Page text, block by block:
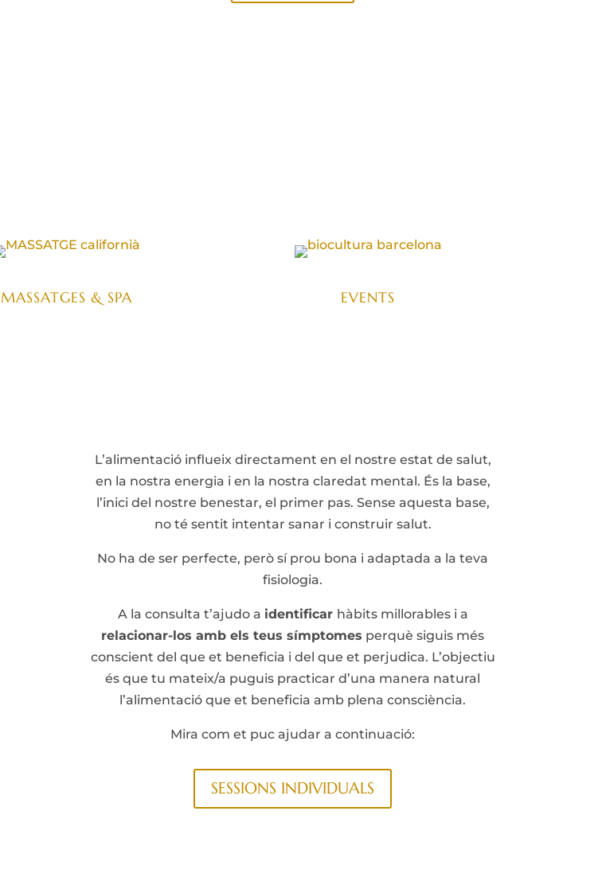
MASSATGES & SPA EVENTS
L’alimentació influeix directament en el nostre estat de salut,
en la nostra energia i en la nostra claredat mental. És la base,
l’inici del nostre benestar, el primer pas. Sense aquesta base,
no té sentit intentar sanar i construir salut.
No ha de ser perfecte, però sí prou bona i adaptada a la teva
fisiologia.
A la consulta t’ajudo a identificar hàbits millorables i a
relacionar-los amb els teus símptomes perquè siguis més
conscient del que et beneficia i del que et perjudica. L’objectiu
és que tu mateix/a puguis practicar d’una manera natural
l’alimentació que et beneficia amb plena consciència.
Mira com et puc ajudar a continuació:
SESSIONS INDIVIDUALS